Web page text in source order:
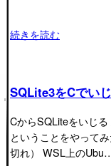
続きを読む
SQLite3をCでい
CからSQLiteをいじ
ということをやって
切れ） WSL上の